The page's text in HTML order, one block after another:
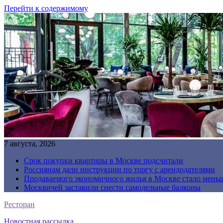
Перейти к содержимому
7 августа, 2026
Срок покупки квартиры в Москве подсчитали
Россиянам дали инструкции по торгу с арендодателями
Продаваемого экономичного жилья в Москве стало
Москвичей заставили снести самодельные балконы
Ресторан
Новостная рассылка